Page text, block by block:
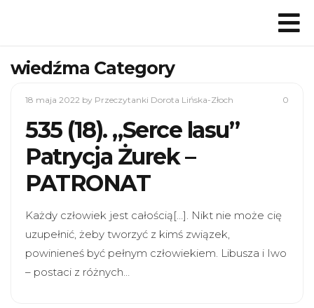
wiedźma Category
18 maja 2022 by Przeczytanki Dorota Lińska-Złoch 0
535 (18). „Serce lasu”
Patrycja Żurek –
PATRONAT
Każdy człowiek jest całością[…]. Nikt nie może cię
uzupełnić, żeby tworzyć z kimś związek,
powinieneś być pełnym człowiekiem. Libusza i Iwo
– postaci z różnych…